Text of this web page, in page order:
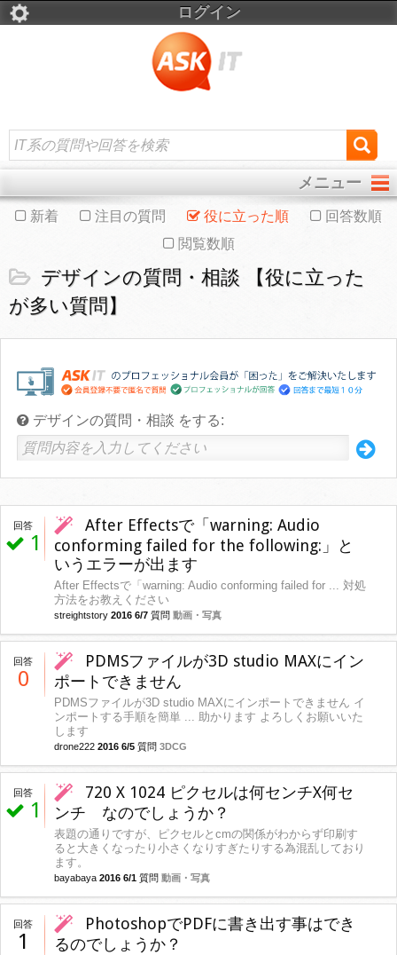
ログイン
メニュー
新着 注目の質問 役に立った順
回答数順
閲覧数順
デザインの質問・相談 【役に立った
が多い質問】
デザインの質問・相談 をする:
回答
1
After Effectsで「warning: Audio
conforming failed for the following:」と
いうエラーが出ます
After Effectsで「warning: Audio conforming failed for ... 対処
方法をお教えください
streightstory 2016 6/7 質問 動画・写真
回答
0
PDMSファイルが3D studio MAXにイン
ポートできません
PDMSファイルが3D studio MAXにインポートできません イ
ンポートする手順を簡単 ... 助かります よろしくお願いいた
します
drone222 2016 6/5 質問 3DCG
回答
1
720 X 1024 ピクセルは何センチX何セ
ンチ なのでしょうか？
表題の通りですが、ピクセルとcmの関係がわからず印刷す
ると大きくなったり小さくなりすぎたりする為混乱しており
ます。
bayabaya 2016 6/1 質問 動画・写真
回答
1
PhotoshopでPDFに書き出す事はでき
るのでしょうか？